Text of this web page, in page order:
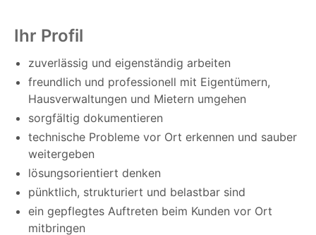
Ihr Profil
zuverlässig und eigenständig arbeiten
freundlich und professionell mit Eigentümern,
Hausverwaltungen und Mietern umgehen
sorgfältig dokumentieren
technische Probleme vor Ort erkennen und sauber
weitergeben
lösungsorientiert denken
pünktlich, strukturiert und belastbar sind
ein gepflegtes Auftreten beim Kunden vor Ort
mitbringen